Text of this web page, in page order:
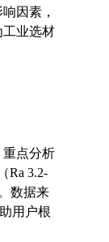
因素，
工业选材
重点分析
Ra 3.2-
数据来
用户根